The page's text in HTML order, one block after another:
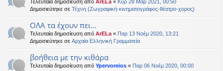
Τελευταία δημοσίευση από ArELa « Κυρ 28 Μαρ 2021, 00:50
Δημοσιεύτηκε σε Τέχνη (Ζωγραφική-κινηματογράφος-θέατρο-χορος)
ΟΛΑ τα έχουν πει...
Τελευταία δημοσίευση από ArELa « Παρ 13 Νοέμ 2020, 13:21
Δημοσιεύτηκε σε Αρχαία Ελληνική Γραμματεία
βοήθεια με την κιθάρα
Τελευταία δημοσίευση από Ypervoreios « Παρ 06 Νοέμ 2020, 00:00